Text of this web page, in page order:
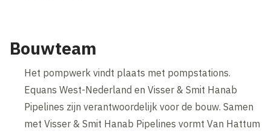
Bouwteam
Het pompwerk vindt plaats met pompstations.
Equans West-Nederland en Visser & Smit Hanab
Pipelines zijn verantwoordelijk voor de bouw. Samen
met Visser & Smit Hanab Pipelines vormt Van Hattum